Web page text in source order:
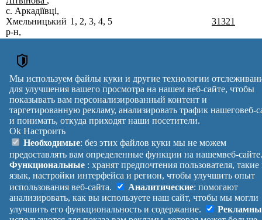
Почтовые индексы Украины. Обновлено : 27-07-2026.
с. Аркадіївці,
Хмельницький
р-н,
обл.
1, 2, 3, 4, 5 31321
Вулиця № будинків
Індекс
reklama
Правила
Помощь
Платные
услуги
Политика
конфиденциальности
Манифест
О проекте
Обратная
Вход
Выход
Мы используем файлы куки и другие технологии
для улучшения вашего просмотра на нашем веб-сайте, чтобы
показывать вам персонализированный контент и
таргетированную рекламу, анализировать трафик нашеговеб-
и понимать, откуда приходят наши посетители.
Ok Настроить
Необходимые: без этих файлов куки мы не можем
предоставлять вам определенные функции на нашемвеб-
Функциональные : хранят предпочтения пользователя, такие
язык, настройки интерфейса и регион, чтобы улучшить опыт
использования веб-сайта.
Аналитические: помогают
анализировать, как вы используете наш сайт, чтобы мы могли
улучшить его функциональность и содержание.